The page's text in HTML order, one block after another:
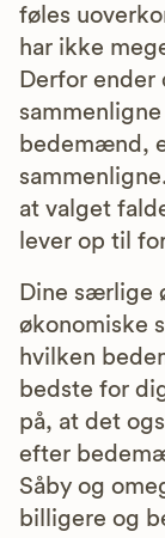
føles
har ikke
Derfor
bedemænd,
at valget
lever op til
Dine særlige
økonomiske
hvilken
bedste for
på, at det
efter
Såby og
billigere og